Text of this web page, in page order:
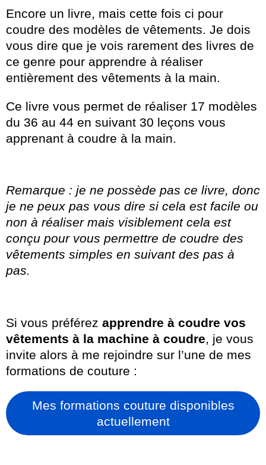
Encore un livre, mais cette fois ci pour
coudre des modèles de vêtements. Je dois
vous dire que je vois rarement des livres de
ce genre pour apprendre à réaliser
entièrement des vêtements à la main.
Ce livre vous permet de réaliser 17 modèles
du 36 au 44 en suivant 30 leçons vous
apprenant à coudre à la main.
Remarque : je ne possède pas ce livre, donc
je ne peux pas vous dire si cela est facile ou
non à réaliser mais visiblement cela est
conçu pour vous permettre de coudre des
vêtements simples en suivant des pas à
pas.
Si vous préférez apprendre à coudre vos
vêtements à la machine à coudre , je vous
invite alors à me rejoindre sur l’une de mes
formations de couture :
Mes formations couture disponibles
actuellement